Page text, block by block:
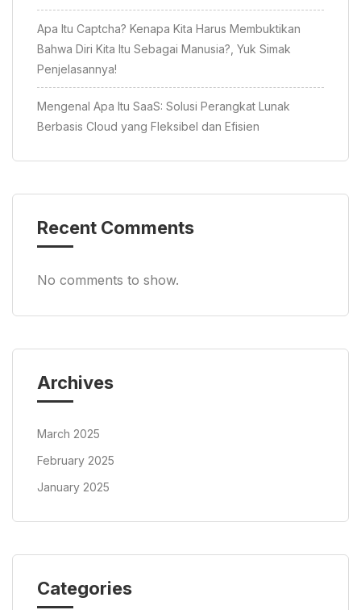
Apa Itu Captcha? Kenapa Kita Harus Membuktikan
Bahwa Diri Kita Itu Sebagai Manusia?, Yuk Simak
Penjelasannya!
Mengenal Apa Itu SaaS: Solusi Perangkat Lunak
Berbasis Cloud yang Fleksibel dan Efisien
Recent Comments
No comments to show.
Archives
March 2025
February 2025
January 2025
Categories